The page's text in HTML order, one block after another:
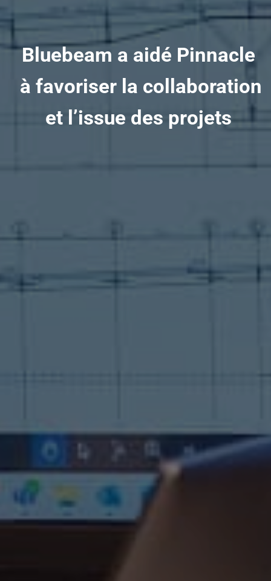
Bluebeam a aidé Pinnacle
à favoriser la collaboration
et l’issue des projets